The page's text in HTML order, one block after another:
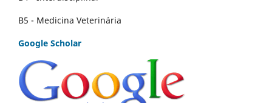
B5 - Medicina Veterinária
Google Scholar